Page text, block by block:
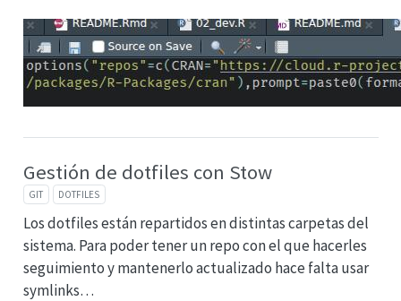
Gestión de dotfiles con Stow
GIT DOTFILES
Los dotfiles están repartidos en distintas carpetas del
sistema. Para poder tener un repo con el que hacerles
seguimiento y mantenerlo actualizado hace falta usar
symlinks…